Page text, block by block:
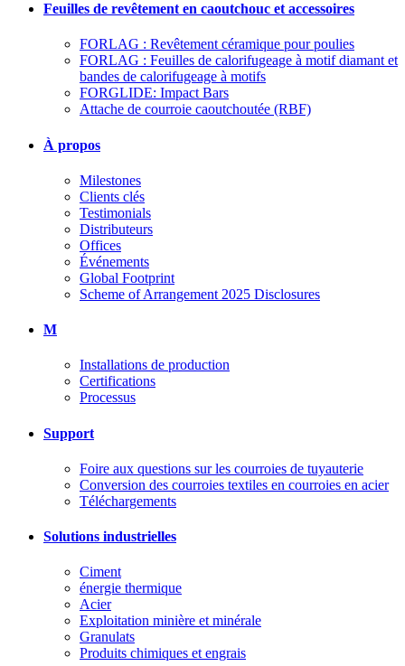
Feuilles de revêtement en caoutchouc et accessoires
FORLAG : Revêtement céramique pour poulies
FORLAG : Feuilles de calorifugeage à motif diamant et
bandes de calorifugeage à motifs
FORGLIDE: Impact Bars
Attache de courroie caoutchoutée (RBF)
À propos
Milestones
Clients clés
Testimonials
Distributeurs
Offices
Événements
Global Footprint
Scheme of Arrangement 2025 Disclosures
M
Installations de production
Certifications
Processus
Support
Foire aux questions sur les courroies de tuyauterie
Conversion des courroies textiles en courroies en acier
Téléchargements
Solutions industrielles
Ciment
énergie thermique
Acier
Exploitation minière et minérale
Granulats
Produits chimiques et engrais